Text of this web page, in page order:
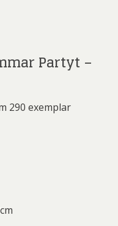
Partyt –
290 exemplar